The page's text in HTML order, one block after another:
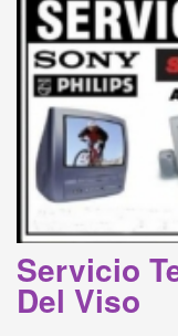
Servicio
Del Viso